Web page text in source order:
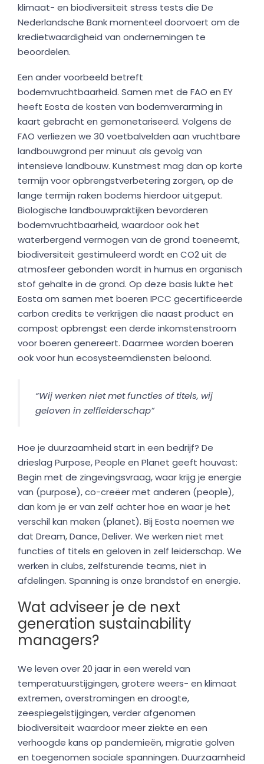
klimaat- en biodiversiteit stress tests die De
Nederlandsche Bank momenteel doorvoert om de
kredietwaardigheid van ondernemingen te
beoordelen.
Een ander voorbeeld betreft
bodemvruchtbaarheid. Samen met de FAO en EY
heeft Eosta de kosten van bodemverarming in
kaart gebracht en gemonetariseerd. Volgens de
FAO verliezen we 30 voetbalvelden aan vruchtbare
landbouwgrond per minuut als gevolg van
intensieve landbouw. Kunstmest mag dan op korte
termijn voor opbrengstverbetering zorgen, op de
lange termijn raken bodems hierdoor uitgeput.
Biologische landbouwpraktijken bevorderen
bodemvruchtbaarheid, waardoor ook het
waterbergend vermogen van de grond toeneemt,
biodiversiteit gestimuleerd wordt en CO2 uit de
atmosfeer gebonden wordt in humus en organisch
stof gehalte in de grond. Op deze basis lukte het
Eosta om samen met boeren IPCC gecertificeerde
carbon credits te verkrijgen die naast product en
compost opbrengst een derde inkomstenstroom
voor boeren genereert. Daarmee worden boeren
ook voor hun ecosysteemdiensten beloond.
“Wij werken niet met functies of titels, wij
geloven in zelfleiderschap”
Hoe je duurzaamheid start in een bedrijf? De
drieslag Purpose, People en Planet geeft houvast:
Begin met de zingevingsvraag, waar krijg je energie
van (purpose), co-creëer met anderen (people),
dan kom je er van zelf achter hoe en waar je het
verschil kan maken (planet). Bij Eosta noemen we
dat Dream, Dance, Deliver. We werken niet met
functies of titels en geloven in zelf leiderschap. We
werken in clubs, zelfsturende teams, niet in
afdelingen. Spanning is onze brandstof en energie.
Wat adviseer je de next
generation sustainability
managers?
We leven over 20 jaar in een wereld van
temperatuurstijgingen, grotere weers- en klimaat
extremen, overstromingen en droogte,
zeespiegelstijgingen, verder afgenomen
biodiversiteit waardoor meer ziekte en een
verhoogde kans op pandemieën, migratie golven
en toegenomen sociale spanningen. Duurzaamheid